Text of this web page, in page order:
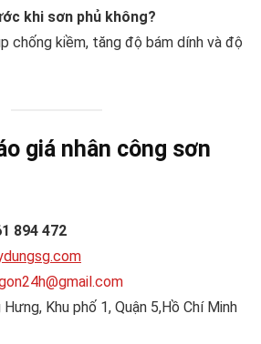
khi sơn phủ không?
chống kiềm, tăng độ bám dính và độ
giá nhân công sơn
894 472
Khu phố 1, Quận 5,Hồ Chí Minh